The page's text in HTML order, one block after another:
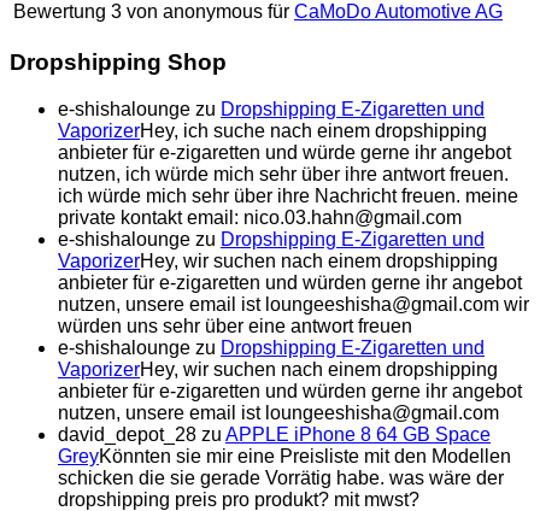
Bewertung 3 von anonymous für CaMoDo Automotive AG
Dropshipping Shop
e-shishalounge zu Dropshipping E-Zigaretten und
VaporizerHey, ich suche nach einem dropshipping
anbieter für e-zigaretten und würde gerne ihr angebot
nutzen, ich würde mich sehr über ihre antwort freuen.
ich würde mich sehr über ihre Nachricht freuen. meine
private kontakt email: nico.03.hahn@gmail.com
e-shishalounge zu Dropshipping E-Zigaretten und
VaporizerHey, wir suchen nach einem dropshipping
anbieter für e-zigaretten und würden gerne ihr angebot
nutzen, unsere email ist loungeeshisha@gmail.com wir
würden uns sehr über eine antwort freuen
e-shishalounge zu Dropshipping E-Zigaretten und
VaporizerHey, wir suchen nach einem dropshipping
anbieter für e-zigaretten und würden gerne ihr angebot
nutzen, unsere email ist loungeeshisha@gmail.com
david_depot_28 zu APPLE iPhone 8 64 GB Space
GreyKönnten sie mir eine Preisliste mit den Modellen
schicken die sie gerade Vorrätig habe. was wäre der
dropshipping preis pro produkt? mit mwst?